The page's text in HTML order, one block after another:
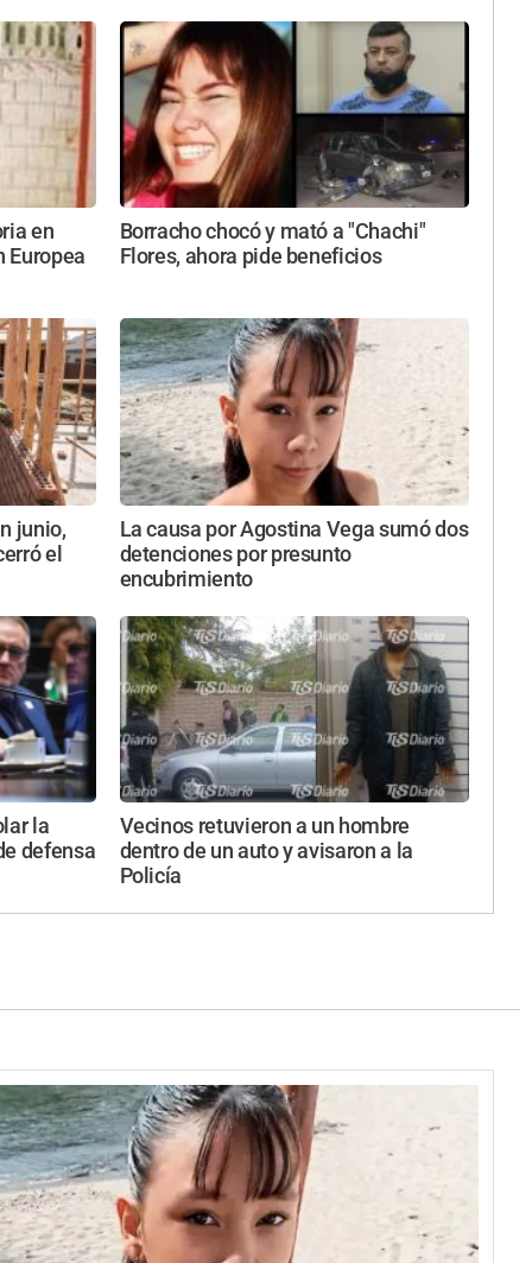
en
Europea
Borracho chocó y mató a "Chachi"
Flores, ahora pide beneficios
junio,
el
La causa por Agostina Vega sumó dos
detenciones por presunto
encubrimiento
la
defensa
Vecinos retuvieron a un hombre
dentro de un auto y avisaron a la
Policía